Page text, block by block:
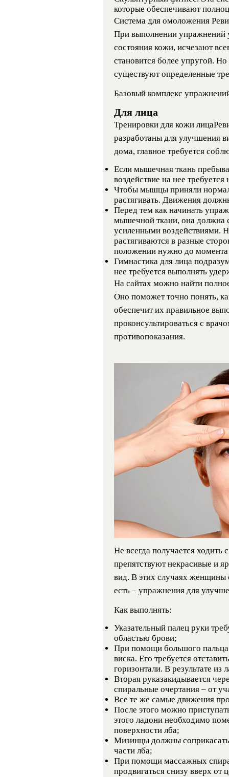
которые обеспечивают
Система для омоложения
При выполнении упражнений
состояния кожи, исчезают
становится более упругой.
существуют определенные
Базовый комплекс
Для лица
Тренировки для кожи
разработаны для улучшения
дома, главное требуется
Если мышечная ткань
воздействие на нее
Чтобы мышцы приняли
растягивать. Движения
Перед тем как начинать
мышечной ткани, она должна
усиленными воздействиями.
растягиваются в разные
положении нужно до момента
Гимнастика для лица
нее требуется выполнять
На сайтах можно найти
Оно поможет точно понять,
обеспечит их правильное
проконсультироваться с
противопоказания.
Не всегда получается
препятствуют некрасивые и
вид. В этих случаях женщины
есть – упражнения для
Как выполнять:
Указательный палец руки
областью брови;
При помощи большого пальца
виска. Его требуется
горизонтали. В результате
Вторая руказакидывается
спиральные очертания – от
Все те же самые движения
После этого можно
этого ладони необходимо
поверхности лба;
Мизинцы должны
части лба;
При помощи массажных
продвигаться снизу вверх от